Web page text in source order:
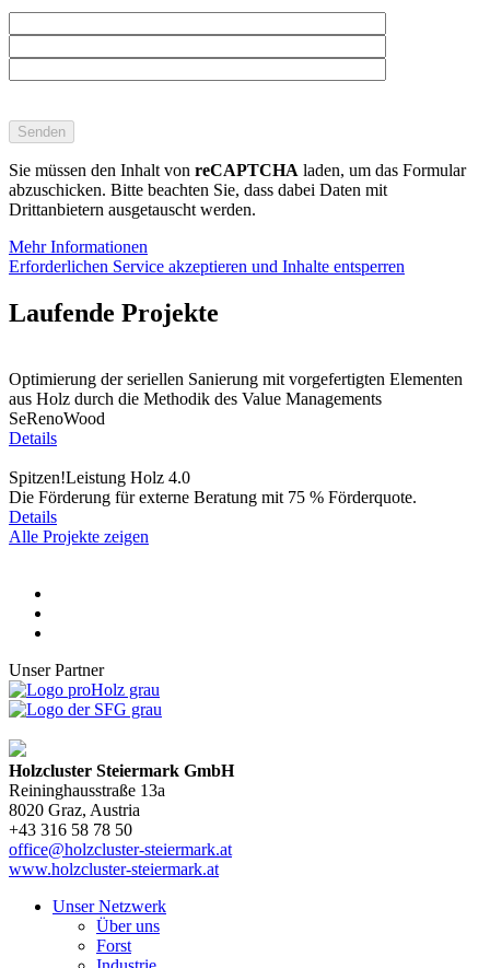
lasse
dieses
Feld
leer.
Sie müssen den Inhalt von reCAPTCHA laden, um das Formular
abzuschicken. Bitte beachten Sie, dass dabei Daten mit
Drittanbietern ausgetauscht werden.
Mehr Informationen
Erforderlichen Service akzeptieren und Inhalte entsperren
Laufende Projekte
Optimierung der seriellen Sanierung mit vorgefertigten Elementen
aus Holz durch die Methodik des Value Managements
SeRenoWood
Details
Spitzen!Leistung Holz 4.0
Die Förderung für externe Beratung mit 75 % Förderquote.
Details
Alle Projekte zeigen
Unser Partner
Holzcluster Steiermark GmbH
Reininghausstraße 13a
8020 Graz, Austria
+43 316 58 78 50
office@holzcluster-steiermark.at
www.holzcluster-steiermark.at
Unser Netzwerk
Über uns
Forst